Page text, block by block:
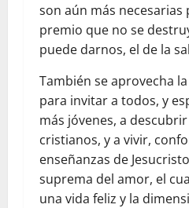
son aún más necesarias
premio que no se
puede darnos, el de la
También se aprovecha
para invitar a todos, y
más jóvenes, a
cristianos, y a vivir,
enseñanzas de
suprema del amor, el
una vida feliz y la